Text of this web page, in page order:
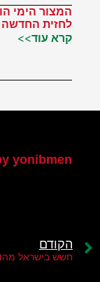
המצור הימי
לחזית החדשה
קרא עוד>>
yonibmen
הקודם